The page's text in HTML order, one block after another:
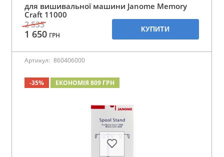
для вишивальної машини Janome Memory
Craft 11000
2 535
1 650 ГРН
КУПИТИ
Артикул: 860406000
-35% ЕКОНОМІЯ 809 ГРН